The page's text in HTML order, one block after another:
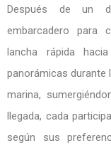
Después de un
embarcadero para
lancha rápida
panorámicas durante
marina,
llegada, cada
según sus